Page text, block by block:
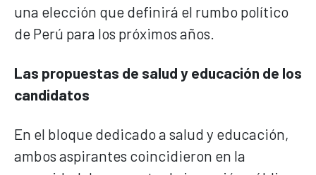
una elección que definirá el rumbo político
de Perú para los próximos años.
Las propuestas de salud y educación de los
candidatos
En el bloque dedicado a salud y educación,
ambos aspirantes coincidieron en la